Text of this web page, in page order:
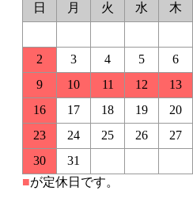
日
月 火 水 木
2 3 4 5
6
9
10 11 12
13
16
17 18 19
20
23
24 25 26
27
30
31
■が定休日です。